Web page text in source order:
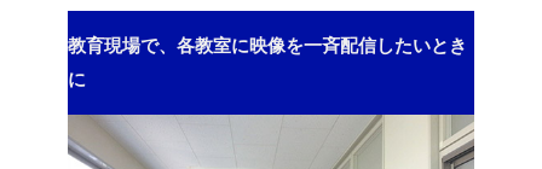
教育現場で、各教室に映像を一斉配信したいとき
に